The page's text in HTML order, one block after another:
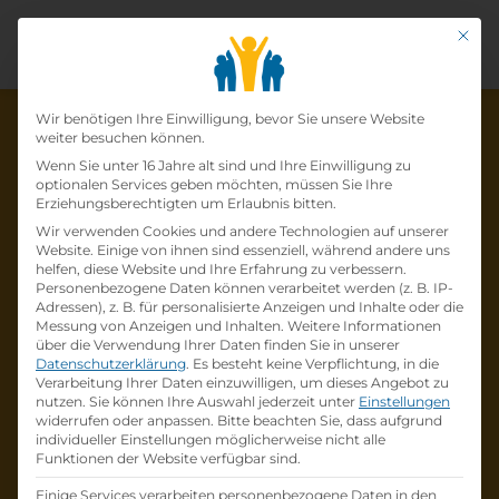
Die Lehrstelle wurde schon
besetzt!
Die LehrstelleLehrling Einzelhandel mit
Schwerpunkt Einrichtungsberatung (m/w/d)
beiist schonbesetzt.
Firmenprofil besuchen
Andere Lehrstelle suchen
Mit
Datenschutz-
Wir benötigen Ihre Einwilligung, bevor Sie unsere Website
weiter besuchen können.
Wenn Sie unter 16 Jahre alt sind und Ihre Einwilligung zu
optionalen Services geben möchten, müssen Sie Ihre
Erziehungsberechtigten um Erlaubnis bitten.
Wir verwenden Cookies und andere Technologien auf unserer
Website. Einige von ihnen sind essenziell, während andere uns
helfen, diese Website und Ihre Erfahrung zu verbessern.
Personenbezogene Daten können verarbeitet werden (z. B. IP-
Adressen), z. B. für personalisierte Anzeigen und Inhalte oder die
Messung von Anzeigen und Inhalten. Weitere Informationen
über die Verwendung Ihrer Daten finden Sie in unserer
Datenschutzerklärung. Es besteht keine Verpflichtung, in die
Verarbeitung Ihrer Daten einzuwilligen, um dieses Angebot zu
nutzen. Sie können Ihre Auswahl jederzeit unter Einstellungen
widerrufen oder anpassen. Bitte beachten Sie, dass aufgrund
individueller Einstellungen möglicherweise nicht alle
Funktionen der Website verfügbar sind.
Einige Services verarbeiten personenbezogene Daten in den